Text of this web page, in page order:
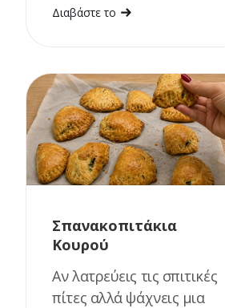
Διαβάστε το
Σπανακοπιτάκια
Κουρού
Αν λατρεύεις τις σπιτικές
πίτες αλλά ψάχνεις μια